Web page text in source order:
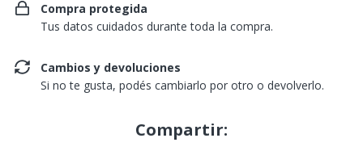
Compra protegida
Tus datos cuidados durante toda la compra.
Cambios y devoluciones
Si no te gusta, podés cambiarlo por otro o devolverlo.
Compartir: